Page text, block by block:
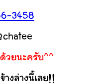
3458
วยนะครับ^^
งล่างนี้เลย!!